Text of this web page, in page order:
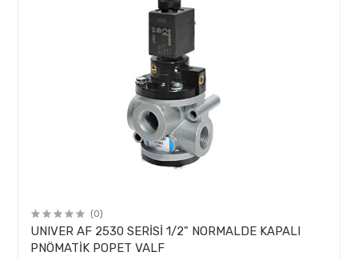
(0)
UNIVER AF 2530 SERİSİ 1/2" NORMALDE KAPALI
PNÖMATİK POPET VALF